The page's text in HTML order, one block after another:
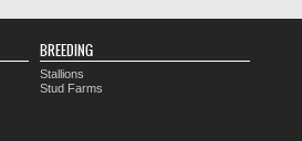
3.Koşu - 15.06.2021 17:40
King's Stand Stakes
BREEDING
Stallions
Stud Farms